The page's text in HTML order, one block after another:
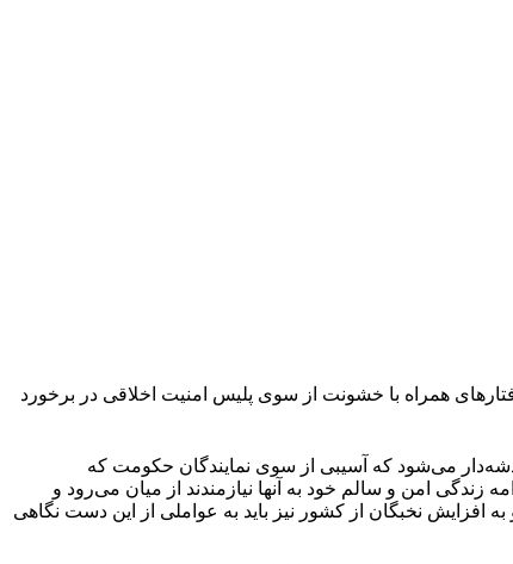
همراه با خشونت از سوی پلیس امنیت اخلاقی در برخورد
می‌شود که آسیبی از سوی نمایندگان حکومت که
امن و سالم خود به آنها نیازمندند از میان می‌رود و
نخبگان از کشور نیز باید به عواملی از این دست نگاهی